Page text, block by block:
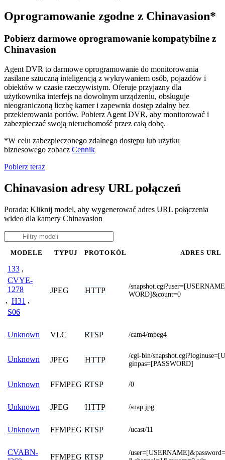
Oprogramowanie zgodne z Chinavasion*
Pobierz darmowe oprogramowanie kompatybilne z
Chinavasion
Agent DVR to darmowe oprogramowanie do monitorowania
zasilane sztuczną inteligencją z wykrywaniem osób, pojazdów i
obiektów w czasie rzeczywistym. Oferuje przyjazny dla
użytkownika interfejs na dowolnym urządzeniu, obsługuje
nieograniczoną liczbę kamer i zapewnia dostęp zdalny bez
przekierowania portów. Pobierz Agent DVR, aby monitorować i
zabezpieczać swoją nieruchomość przez całą dobę.
*W celu zabezpieczonego zdalnego dostępu lub użytku
biznesowego zobacz Cennik
Pobierz teraz
Chinavasion adresy URL połączeń
Porada: Kliknij model, aby wygenerować adres URL połączenia
wideo dla kamery Chinavasion
MODELE TYPUJ PROTOKÓŁ ADRES URL
133 ,
CVYE-
1278
, H31 ,
S06
JPEG HTTP
/
WORD]&count=0
Unknown VLC RTSP /cam4/mpeg4
Unknown JPEG HTTP
/cgi-bin/
ginpas=[PASSWORD]
Unknown FFMPEG RTSP /0
Unknown JPEG HTTP /snap.jpg
Unknown FFMPEG RTSP /ucast/11
CVABN-
FFMPEG RTSP
/